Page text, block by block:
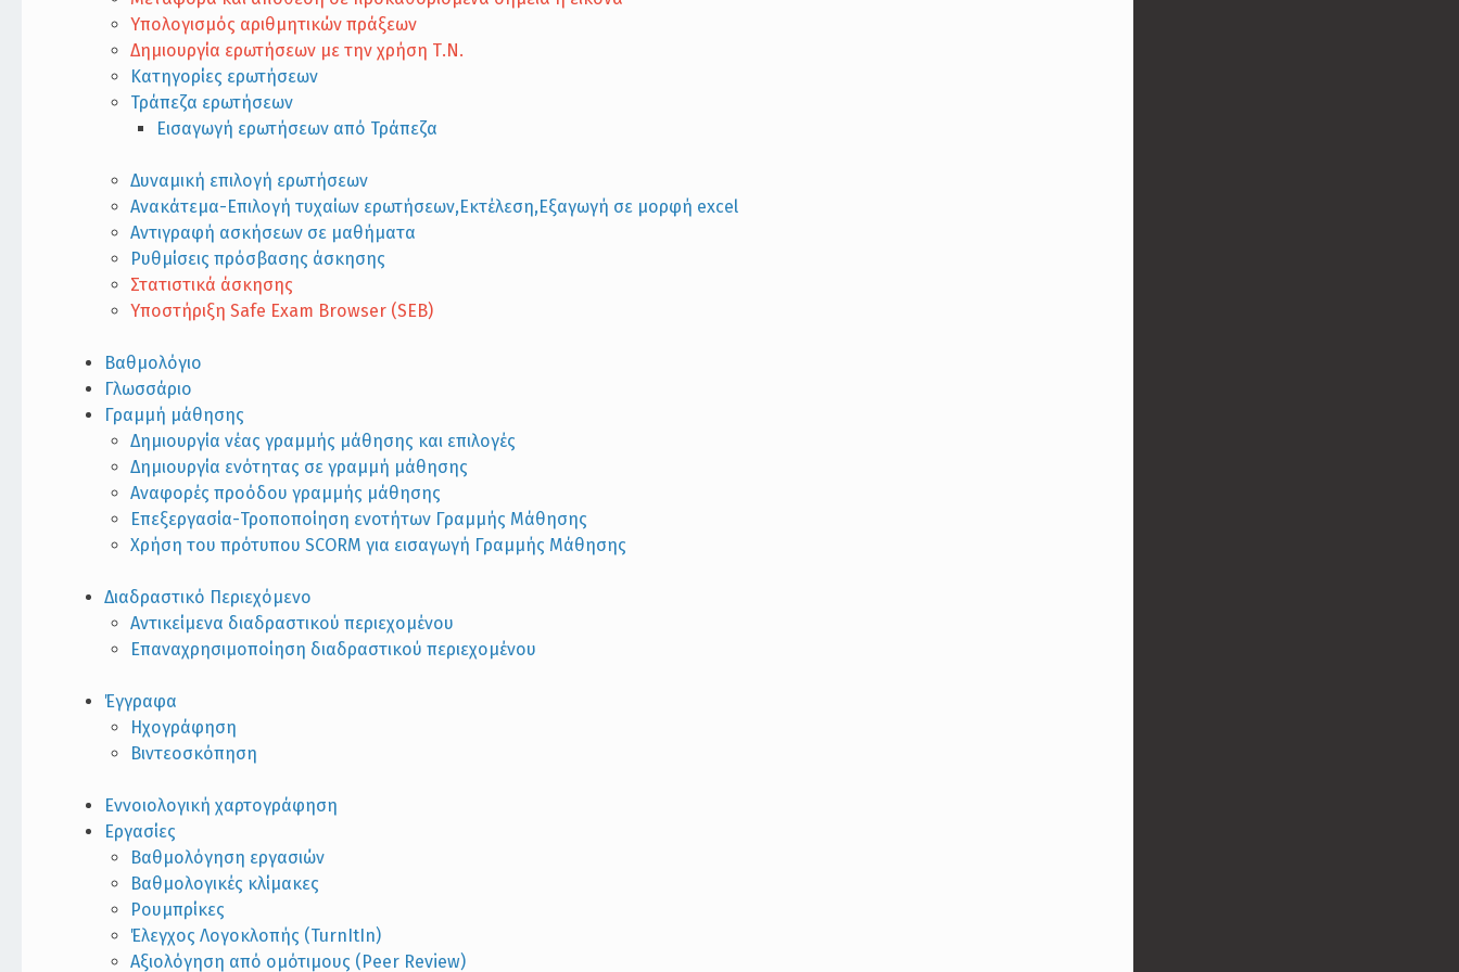
Υπολογισμός αριθμητικών πράξεων
Δημιουργία ερωτήσεων με την χρήση Τ.Ν.
Κατηγορίες ερωτήσεων
Τράπεζα ερωτήσεων
Εισαγωγή ερωτήσεων από Τράπεζα
Δυναμική επιλογή ερωτήσεων
Ανακάτεμα-Επιλογή τυχαίων ερωτήσεων,Εκτέλεση,Εξαγωγή σε μορφή excel
Αντιγραφή ασκήσεων σε μαθήματα
Ρυθμίσεις πρόσβασης άσκησης
Στατιστικά άσκησης
Υποστήριξη Safe Exam Browser (SEB)
Βαθμολόγιο
Γλωσσάριο
Γραμμή μάθησης
Δημιουργία νέας γραμμής μάθησης και επιλογές
Δημιουργία ενότητας σε γραμμή μάθησης
Αναφορές προόδου γραμμής μάθησης
Επεξεργασία-Τροποποίηση ενοτήτων Γραμμής Μάθησης
Χρήση του πρότυπου SCORM για εισαγωγή Γραμμής Μάθησης
Διαδραστικό Περιεχόμενο
Αντικείμενα διαδραστικού περιεχομένου
Επαναχρησιμοποίηση διαδραστικού περιεχομένου
Έγγραφα
Ηχογράφηση
Βιντεοσκόπηση
Εννοιολογική χαρτογράφηση
Εργασίες
Βαθμολόγηση εργασιών
Βαθμολογικές κλίμακες
Ρουμπρίκες
Έλεγχος Λογοκλοπής (TurnItIn)
Αξιολόγηση από ομότιμους (Peer Review)